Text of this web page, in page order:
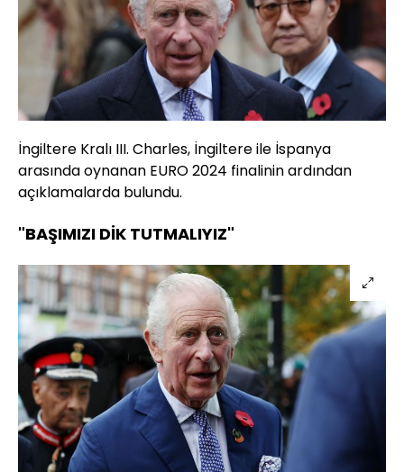
İngiltere Kralı III. Charles, İngiltere ile İspanya
arasında oynanan EURO 2024 finalinin ardından
açıklamalarda bulundu.
"BAŞIMIZI DİK TUTMALIYIZ"